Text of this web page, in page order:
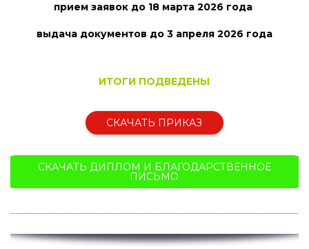
прием заявок до 18 марта 2026 года
выдача документов до 3 апреля2026 года
ИТОГИ ПОДВЕДЕНЫ
СКАЧАТЬ ПРИКАЗ
СКАЧАТЬ ДИПЛОМ И БЛАГОДАРСТВЕННОЕ
ПИСЬМО